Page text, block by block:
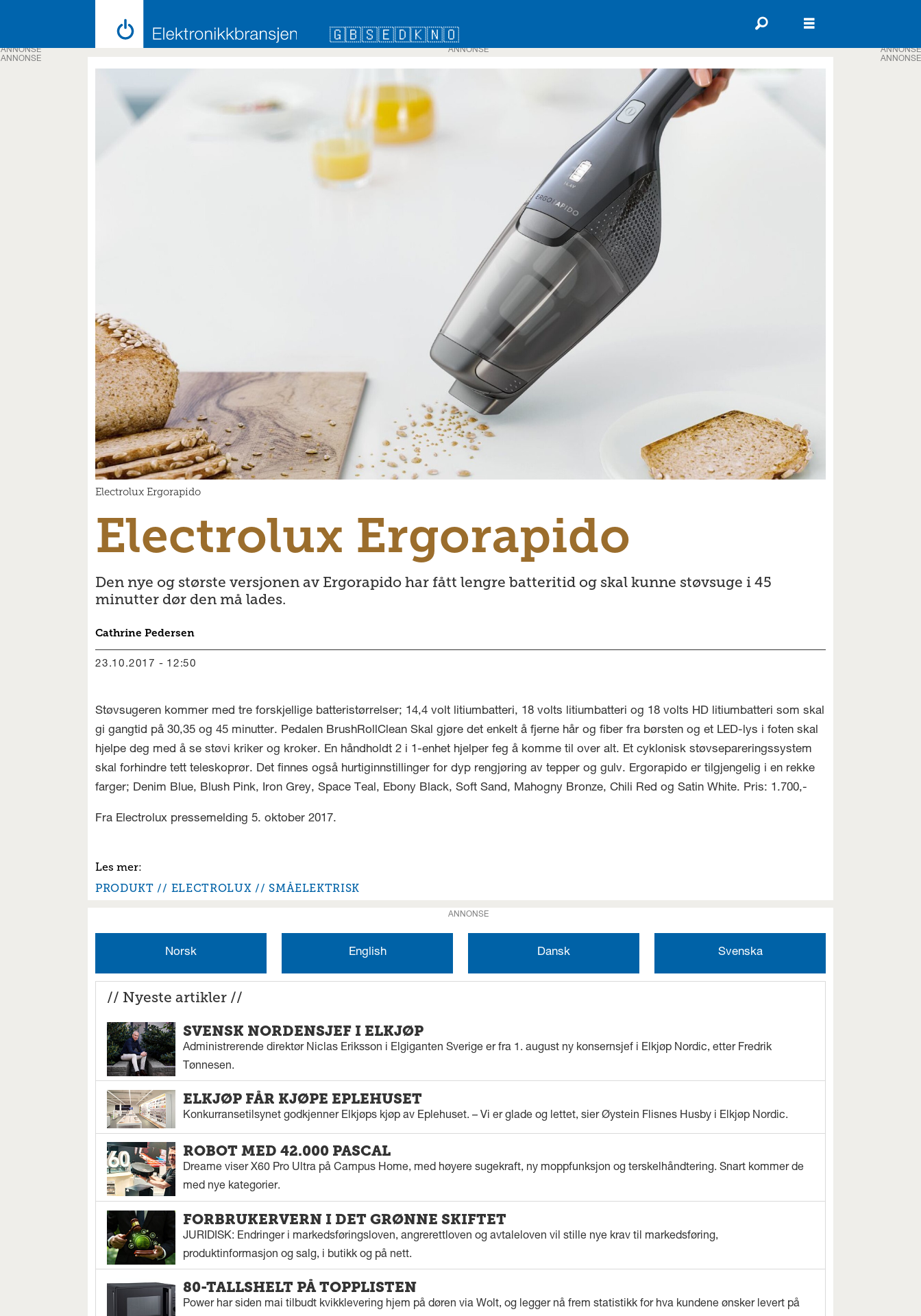
🇬🇧🇸🇪🇩🇰🇳🇴
ANNONSE
Electrolux Ergorapido
Electrolux Ergorapido
Den nye og største versjonen av Ergorapido har fått lengre batteritid og skal kunne støvsuge i 45
minutter dør den må lades.
Cathrine Pedersen
23.10.2017 - 12:50
Støvsugeren kommer med tre forskjellige batteristørrelser; 14,4 volt litiumbatteri, 18 volts litiumbatteri og 18 volts HD litiumbatteri som skal
gi gangtid på 30,35 og 45 minutter. Pedalen BrushRollClean Skal gjøre det enkelt å fjerne hår og fiber fra børsten og et LED-lys i foten skal
hjelpe deg med å se støvi kriker og kroker. En håndholdt 2 i 1-enhet hjelper feg å komme til over alt. Et cyklonisk støvsepareringssystem
skal forhindre tett teleskoprør. Det finnes også hurtiginnstillinger for dyp rengjøring av tepper og gulv. Ergorapido er tilgjengelig i en rekke
farger; Denim Blue, Blush Pink, Iron Grey, Space Teal, Ebony Black, Soft Sand, Mahogny Bronze, Chili Red og Satin White. Pris: 1.700,-
Fra Electrolux pressemelding 5. oktober 2017.
PRODUKT ELECTROLUX SMÅELEKTRISK
ANNONSE
Norsk English Dansk Svenska
// Nyeste artikler //
SVENSK NORDENSJEF I ELKJØP
Administrerende direktør Niclas Eriksson i Elgiganten Sverige er fra 1. august ny konsernsjef i Elkjøp Nordic, etter Fredrik
Tønnesen.
ELKJØP FÅR KJØPE EPLEHUSET
Konkurransetilsynet godkjenner Elkjøps kjøp av Eplehuset. – Vi er glade og lettet, sier Øystein Flisnes Husby i Elkjøp Nordic.
ROBOT MED 42.000 PASCAL
Dreame viser X60 Pro Ultra på Campus Home, med høyere sugekraft, ny moppfunksjon og terskelhåndtering. Snart kommer de
med nye kategorier.
FORBRUKERVERN I DET GRØNNE SKIFTET
JURIDISK: Endringer i markedsføringsloven, angrerettloven og avtaleloven vil stille nye krav til markedsføring,
produktinformasjon og salg, i butikk og på nett.
80-TALLSHELT PÅ TOPPLISTEN
Power har siden mai tilbudt kvikklevering hjem på døren via Wolt, og legger nå frem statistikk for hva kundene ønsker levert på
ANNONSE
ANNONSE
ANNONSE
ANNONSE